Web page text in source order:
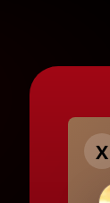
-
X